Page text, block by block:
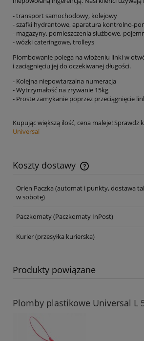
- transport samochodowy, kolejowy
- szafki hydrantowe, aparatura kontrolno-
- magazyny, pomieszczenia służbowe,
- wózki cateringowe, trolleys
Plombowanie polega na włożeniu linki w
i zaciągnięciu jej do oczekiwanej długości.
- Kolejna niepowtarzalna numeracja
- Wytrzymałość na zrywanie 15kg
- Proste zamykanie poprzez przeciągnięcie
Kupując większą ilość, cena maleje! Sprawdz
Universal
Koszty dostawy
Cena nie zawiera ewentualnych kosztów
Orlen Paczka (automat i punkty, dostawa
w sobotę)
Paczkomaty(Paczkomaty InPost)
Kurier(przesyłka kurierska)
Produkty powiązane
Plomby plastikowe Universal L